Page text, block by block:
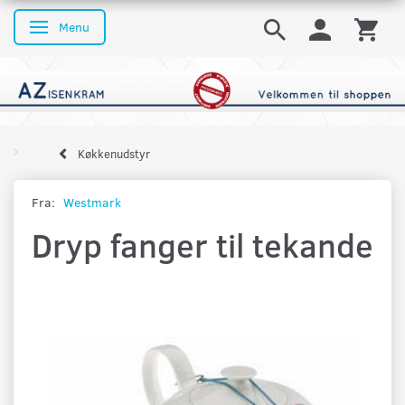
Skifte navigation
Menu
Køkkenudstyr
Fra: Westmark
Dryp fanger til tekande